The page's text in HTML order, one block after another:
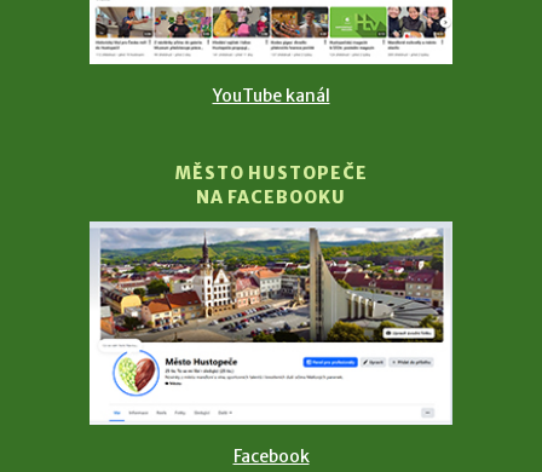
YouTube kanál
MĚSTO HUSTOPEČE
NA FACEBOOKU
Facebook